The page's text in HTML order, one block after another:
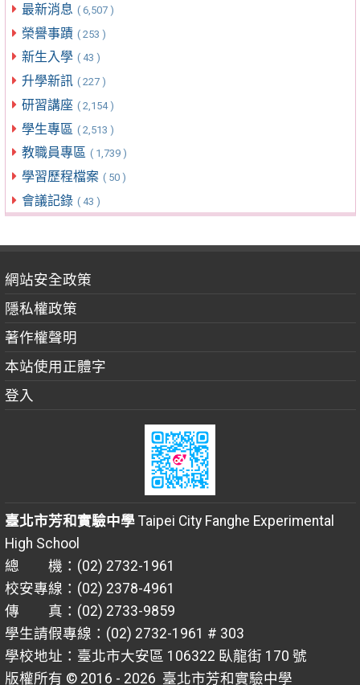
最新消息 ( 6,507 )
榮譽事蹟 ( 253 )
新生入學 ( 43 )
升學新訊 ( 227 )
研習講座 ( 2,154 )
學生專區 ( 2,513 )
教職員專區 ( 1,739 )
學習歷程檔案 ( 50 )
會議記錄 ( 43 )
網站安全政策
隱私權政策
著作權聲明
本站使用正體字
登入
臺北市芳和實驗中學Taipei City Fanghe Experimental
High School
總 機：(02) 2732-1961
校安專線：(02) 2378-4961
傳 真：(02) 2733-9859
學生請假專線：(02) 2732-1961 # 303
學校地址：臺北市大安區 106322 臥龍街 170 號
版權所有 © 2016 - 2026 臺北市芳和實驗中學